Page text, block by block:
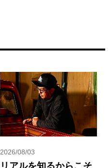
2026/08/03
リアルを知るからこそ